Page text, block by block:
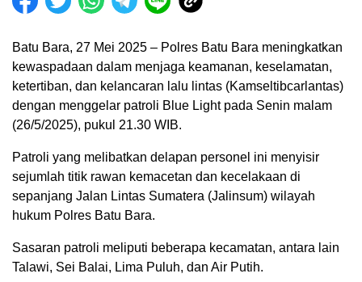
Batu Bara, 27 Mei 2025 – Polres Batu Bara meningkatkan
kewaspadaan dalam menjaga keamanan, keselamatan,
ketertiban, dan kelancaran lalu lintas (Kamseltibcarlantas)
dengan menggelar patroli Blue Light pada Senin malam
(26/5/2025), pukul 21.30 WIB.
Patroli yang melibatkan delapan personel ini menyisir
sejumlah titik rawan kemacetan dan kecelakaan di
sepanjang Jalan Lintas Sumatera (Jalinsum) wilayah
hukum Polres Batu Bara.
Sasaran patroli meliputi beberapa kecamatan, antara lain
Talawi, Sei Balai, Lima Puluh, dan Air Putih.